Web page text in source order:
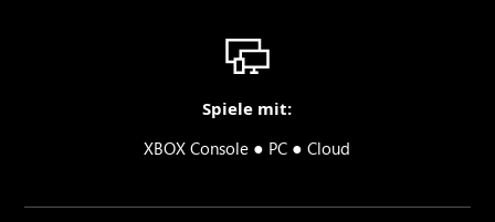
Spiele mit:
XBOX Console ● PC ●Cloud